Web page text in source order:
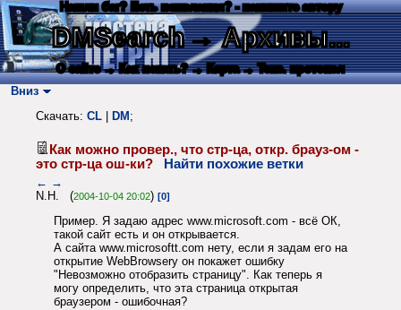
Нашли баг? Есть пожелания? - напишите автору
DMSearch→ Архивы...
О сайте → Как искать? → Карта → Текс. протокол
Вниз
Скачать: CL DM ;
Как можно провер., что стр-ца, откр. брауз-ом -
это стр-ца ош-ки?
Найти похожие ветки
← →
N.H. (2004-10-04 20:02) [0]
Пример. Я задаю адрес www.microsoft.com - всё ОК,
такой сайт есть и он открывается.
А сайта www.microsoftt.com нету, если я задам его на
открытие WebBrowsery он покажет ошибку
"Невозможно отобразить страницу". Как теперь я
могу определить, что эта страница открытая
браузером - ошибочная?